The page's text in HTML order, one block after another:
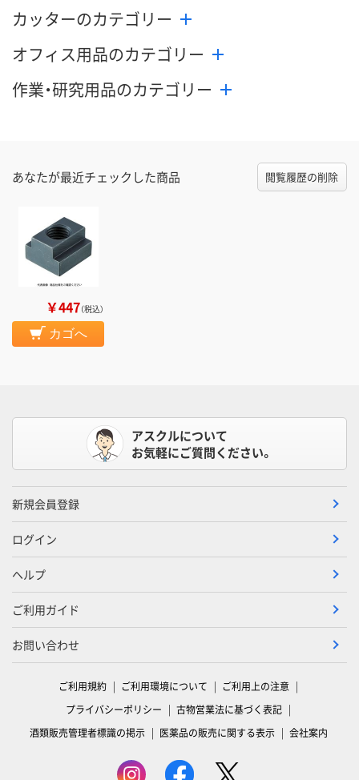
数量
カゴへ
数量
カッターのカテゴリー
オフィス用品のカテゴリー
作業・研究用品のカテゴリー
あなたが最近チェックした商品 閲覧履歴の削除
￥447（税込）
カゴへ
アスクルについて
お気軽にご質問ください。
新規会員登録
ログイン
ヘルプ
ご利用ガイド
お問い合わせ
ご利用規約 ご利用環境について
ご利用上の注意
プライバシーポリシー
古物営業法に基づく表記
酒類販売管理者標識の掲示
医薬品の販売に関する表示 会社案内